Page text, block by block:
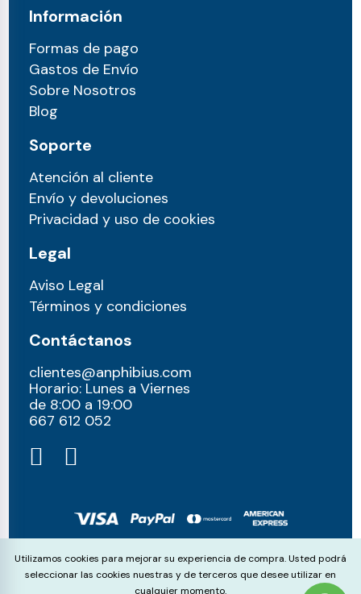
Información
Formas de pago
Gastos de Envío
Sobre Nosotros
Blog
Soporte
Atención al cliente
Envío y devoluciones
Privacidad y uso de cookies
Legal
Aviso Legal
Términos y condiciones
Contáctanos
clientes@anphibius.com
Horario: Lunes a Viernes
de 8:00 a 19:00
667 612 052​
© anphibius, 2026
Pago 100% seguros con:
Cookie Consent
Utilizamos cookies para mejorar su experiencia de compra. Usted podrá
seleccionar las cookies nuestras y de terceros que desee utilizar en
cualquier momento.